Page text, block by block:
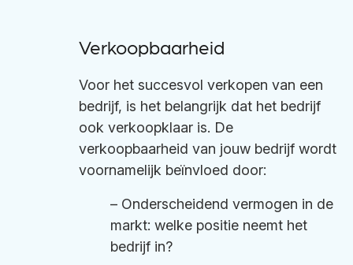
Verkoopbaarheid
Voor het succesvol verkopen van een
bedrijf, is het belangrijk dat het bedrijf
ook verkoopklaar is. De
verkoopbaarheid van jouw bedrijf wordt
voornamelijk beïnvloed door:
– Onderscheidend vermogen in de
markt: welke positie neemt het
bedrijf in?